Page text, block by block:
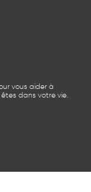
vous aider à
dans votre vie.